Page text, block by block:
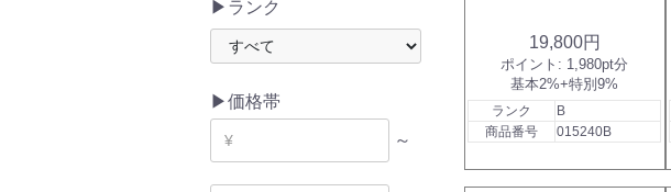
▶ランク
▶価格帯
～
19,800円
ポイント: 1,980pt分
基本2%+特別9%
ランク
B
商品番号
015240B